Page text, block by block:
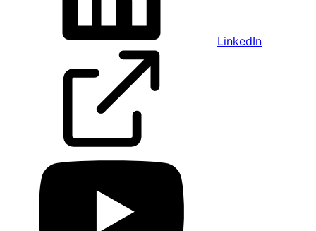
LinkedIn